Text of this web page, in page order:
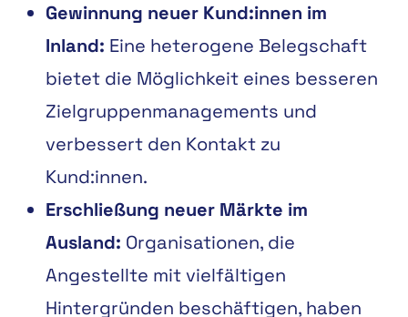
Gewinnung neuer Kund:innen im
Inland: Eine heterogene Belegschaft
bietet die Möglichkeit eines besseren
Zielgruppenmanagements und
verbessert den Kontakt zu
Kund:innen.
Erschließung neuer Märkte im
Ausland: Organisationen, die
Angestellte mitvielfältigen
Hintergründen beschäftigen, haben